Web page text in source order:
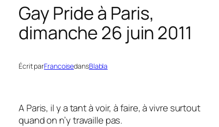
Gay Pride à Paris,
dimanche 26 juin 2011
Écrit parFrancoisedansBlabla
A Paris, il y a tant à voir, à faire, à vivre surtout
quand on n’y travaille pas.